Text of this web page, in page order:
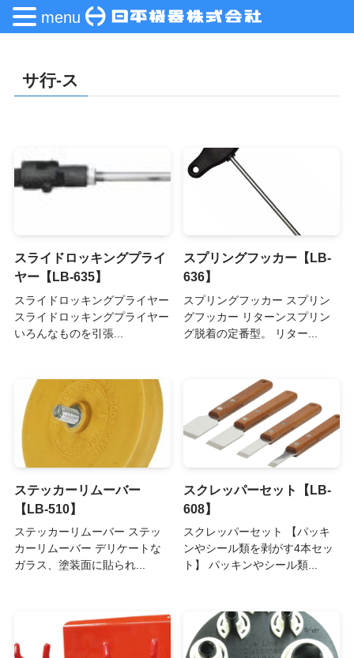
サ行-ス
スライドロッキングプライ
ヤー【LB-635】
スライドロッキングプライヤー
スライドロッキングプライヤー
いろんなものを引張...
スプリングフッカー【LB-
636】
スプリングフッカー スプリン
グフッカー リターンスプリン
グ脱着の定番型。 リター...
ステッカーリムーバー
【LB-510】
ステッカーリムーバー ステッ
カーリムーバー デリケートな
ガラス、塗装面に貼られ...
スクレッパーセット【LB-
608】
スクレッパーセット 【パッキ
ンやシール類を剥がす4本セッ
ト】 パッキンやシール類...
menu